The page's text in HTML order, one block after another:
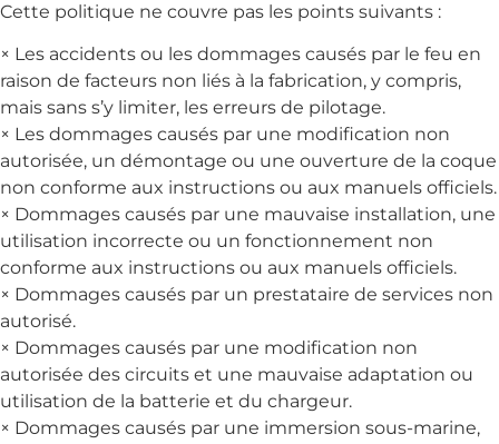
Cette politique ne couvre pas les points suivants :
× Les accidents ou les dommages causés par le feu en
raison de facteurs non liés à la fabrication, y compris,
mais sans s’y limiter, les erreurs de pilotage.
× Les dommages causés par une modification non
autorisée, un démontage ou une ouverture de la coque
non conforme aux instructions ou aux manuels officiels.
× Dommages causés par une mauvaise installation, une
utilisation incorrecte ou un fonctionnement non
conforme aux instructions ou aux manuels officiels.
× Dommages causés par un prestataire de services non
autorisé.
× Dommages causés par une modification non
autorisée des circuits et une mauvaise adaptation ou
utilisation de la batterie et du chargeur.
× Dommages causés par une immersion sous-marine,